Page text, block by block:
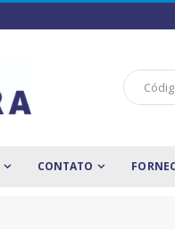
CONTATO